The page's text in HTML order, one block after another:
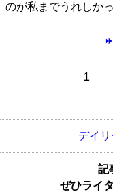
のが私までうれしか
1
デイ
記
ぜひライ